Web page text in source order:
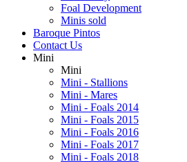
Foal Development
Minis sold
Baroque Pintos
Contact Us
Mini
Mini
Mini - Stallions
Mini - Mares
Mini - Foals 2014
Mini - Foals 2015
Mini - Foals 2016
Mini - Foals 2017
Mini - Foals 2018